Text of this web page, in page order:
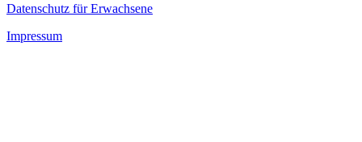
Datenschutz für Erwachsene
Impressum